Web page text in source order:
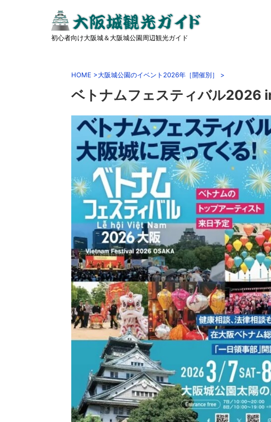
初心者向け大阪城＆大阪城公園周辺観光ガイド
HOME >大阪城公園のイベント2026年［開催別］ >
ベトナムフェスティバル2026